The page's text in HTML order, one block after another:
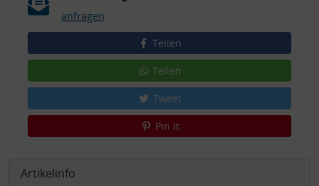
anfragen
Teilen
Teilen
Tweet
Pin it
Artikelinfo